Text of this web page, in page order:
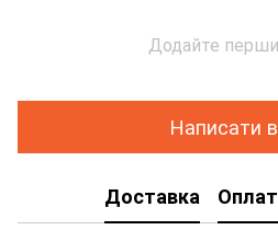
Додайте
Написати
Доставка